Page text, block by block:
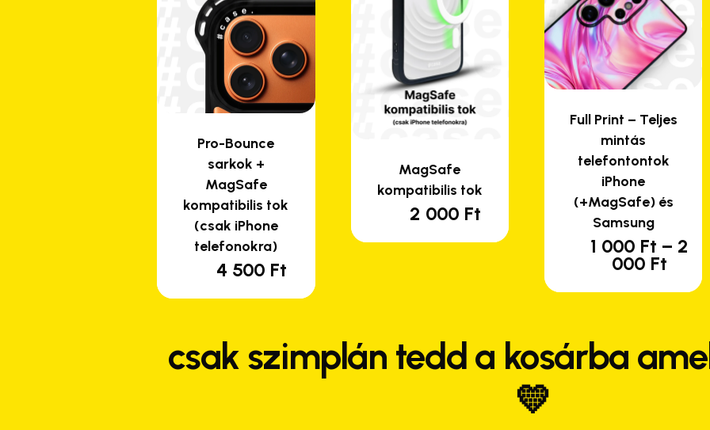
Pro-Bounce
sarkok +
MagSafe
kompatibilis tok
(csak iPhone
telefonokra)
4 500 Ft
MagSafe
kompatibilis tok
2 000 Ft
Full Print – Teljes
mintás
telefontontok
iPhone
(+MagSafe) és
Samsung
1 000 Ft – 2
000 Ft
000
000
csak szimplán tedd a kosárba
💛